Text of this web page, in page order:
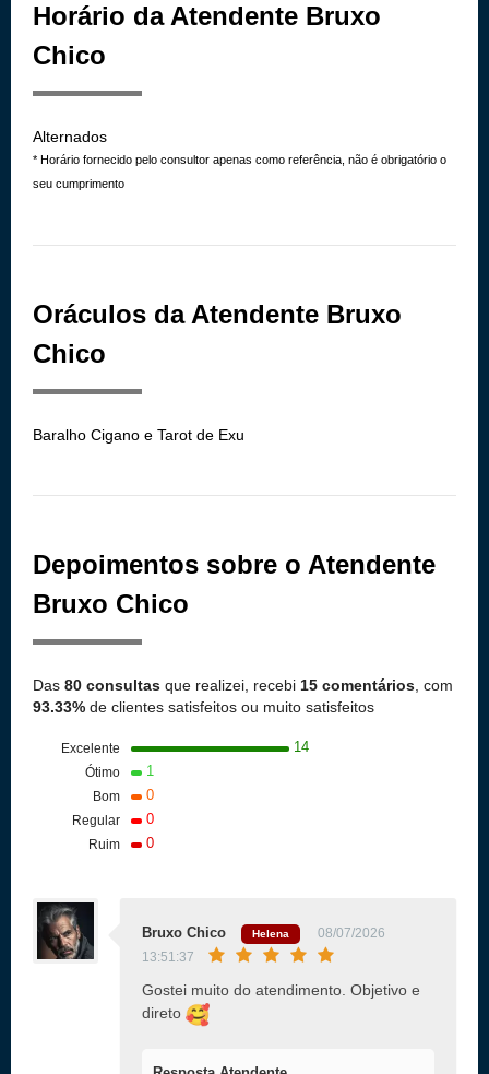
Horário da Atendente Bruxo
Chico
Alternados
* Horário fornecido pelo consultor apenas como referência, não é obrigatório o
seu cumprimento
Oráculos da Atendente Bruxo
Chico
Baralho Cigano e Tarot de Exu
Depoimentos sobre o Atendente
Bruxo Chico
Das 80 consultas que realizei, recebi 15 comentários, com
93.33% de clientes satisfeitos ou muito satisfeitos
Excelente 14
Ótimo 1
Bom 0
Regular 0
Ruim 0
Bruxo Chico Helena
08/07/2026
13:51:37
Gostei muito do atendimento. Objetivo e
direto